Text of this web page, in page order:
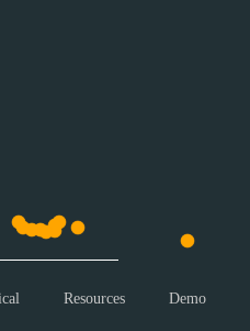
Resources Demo